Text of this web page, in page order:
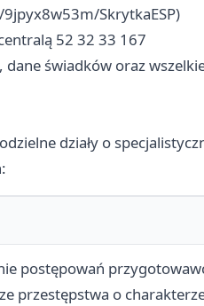
SkrytkaESP)
52 32 33 167
świadków oraz
działy o
postępowań
przestępstwa o